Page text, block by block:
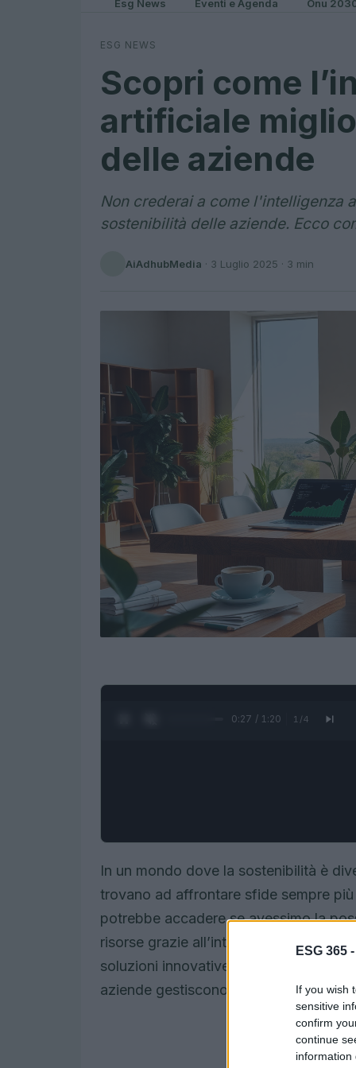
ESG 365 -
If you wish
sensitive
confirm
continue
information
Esg News Eventi e Agenda Onu
ESG NEWS
Scopri come
artificiale
delle aziende
Non crederai a come l'intelligenza
sostenibilità delle aziende. Ecco
AiAdhubMedia · 3 Luglio 2025 · 3 min
0:28 / 1:20 1 /4
In un mondo dove la sostenibilità è
trovano ad affrontare sfide sempre
potrebbe accadere se avessimo la
risorse grazie all’intelligenza
soluzioni innovative come
aziende gestiscono le loro strategie di